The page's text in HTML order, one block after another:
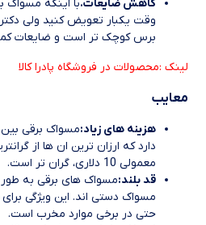
کاهش ضایعات.با اینکه مسواک
وقت یکبار تعویض کنید ولی
برس کوچک تر است و ضایعات
لینک :محصولات در فروشگاه پادرا کالا
معایب
هزینه های زیاد:
دارد که ارزان ترین ان ها از
معمولی 10 دلاری، گران تر است.
قد بلند:مسواک های برقی به طور
مسواک دستی اند. این ویژگی برای
حتی در برخی موارد مخرب است.